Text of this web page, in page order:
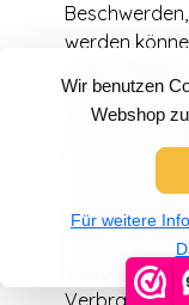
Wir benutzen
Webshop
Für weitere
werden
wenden, das
keine
Verbraucher
von der
zu lassen,
sowohl der
Verbraucher